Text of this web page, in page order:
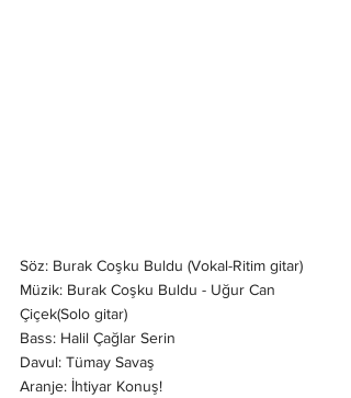
Söz: Burak Coşku Buldu (Vokal-Ritim gitar)
Müzik: Burak Coşku Buldu - Uğur Can
Çiçek(Solo gitar)
Bass: Halil Çağlar Serin
Davul: Tümay Savaş
Aranje: İhtiyar Konuş!